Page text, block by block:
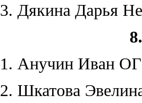
3. Дякина Дарья
1. Анучин Иван
2. Шкатова